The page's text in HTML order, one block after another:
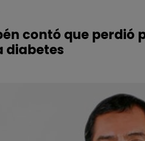
contó que perdió
diabetes